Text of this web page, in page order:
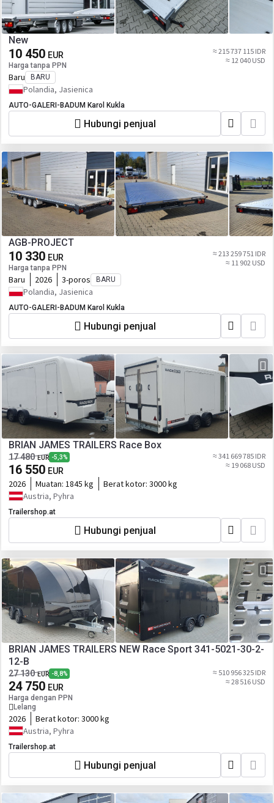
New
10 450 EUR
Harga tanpa PPN
≈ 215 737 115 IDR
≈ 12 040 USD
Baru BARU
Polandia, Jasienica
AUTO-GALERI-BADUM Karol Kukla
Hubungi penjual
AGB-PROJECT
10 330 EUR
Harga tanpa PPN
≈ 213 259 751 IDR
≈ 11 902 USD
Baru 2026 3-poros BARU
Polandia, Jasienica
AUTO-GALERI-BADUM Karol Kukla
Hubungi penjual
BRIAN JAMES TRAILERS Race Box
17 480 EUR -5,3%
16 550 EUR
≈ 341 669 785 IDR
≈ 19 068 USD
2026 Muatan: 1845 kg Berat kotor: 3000 kg
Austria, Pyhra
Trailershop.at
Hubungi penjual
BRIAN JAMES TRAILERS NEW Race Sport 341-5021-30-2-
12-B
27 130 EUR -8,8%
24 750 EUR
Harga dengan PPN
Lelang
≈ 510 956 325 IDR
≈ 28 516 USD
2026 Berat kotor: 3000 kg
Austria, Pyhra
Trailershop.at
Hubungi penjual